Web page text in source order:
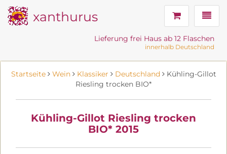
xanthurus
Lieferung frei Haus ab 12 Flaschen
innerhalb Deutschland
Startseite Wein Klassiker Deutschland Kühling-Gillot
Riesling trocken BIO*
Kühling-Gillot Riesling trocken
BIO* 2015